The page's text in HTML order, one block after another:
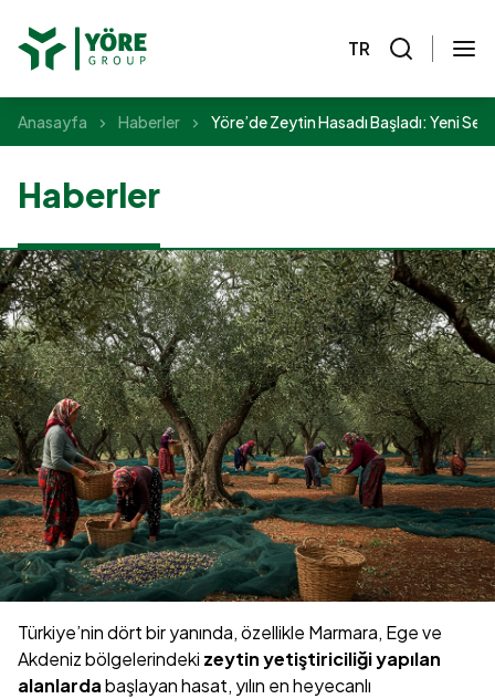
TR
Anasayfa Haberler Yöre’de Zeytin Hasadı Başladı: Yeni
Haberler
Türkiye’nin dört bir yanında, özellikle Marmara, Ege ve
Akdeniz bölgelerindeki zeytin yetiştiriciliği yapılan
alanlardabaşlayan hasat, yılın en heyecanlı